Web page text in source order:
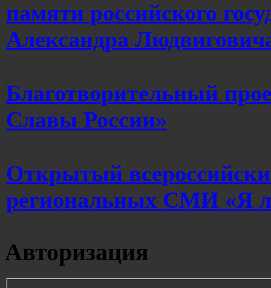
памяти российского
Александра
Благотворительный
Славы России»
Открытый
региональных СМИ «Я
Авторизация